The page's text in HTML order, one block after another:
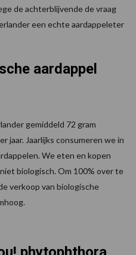
de achterblijvende de vraag
een echte aardappeleter
aardappel
gemiddeld 72 gram
jaar. Jaarlijks consumeren we in
We eten en kopen
biologisch. Om 100% over te
verkoop van biologische